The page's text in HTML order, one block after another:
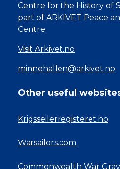
Centre for the History of
part of ARKIVET Peace
Centre.
Visit Arkivet.no
minnehallen@arkivet.no
Other useful
Krigsseilerregisteret.no
Warsailors.com
Commonwealth War